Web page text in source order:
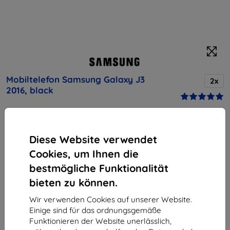
Diese Website verwendet
Cookies, um Ihnen die
bestmögliche Funktionalität
bieten zu können.
Wir verwenden Cookies auf unserer Website.
Einige sind für das ordnungsgemäße
Funktionieren der Website unerlässlich,
Mobiltelefon Samsung Galaxy J3
2016, black
2x
Rabatt
auf sämtliches Zubehör dafür!
Produktbeschreibung
Endpreis
96,90 €
87,21 €